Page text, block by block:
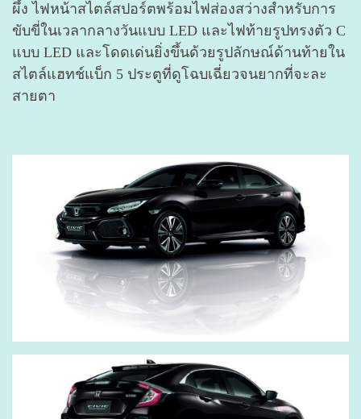
ผึ้ง ไฟหน้าสไตล์สปอร์ตพร้อมไฟส่องสว่างสำหรับการ
ขับขี่ในเวลากลางวันแบบ LED และไฟท้ายรูปทรงตัว C
แบบ LED และโดดเด่นยิ่งขึ้นด้วยรูปลักษณ์ด้านท้ายใน
สไตล์แฮทช์แบ็ก 5 ประตูที่ดูโฉบเฉี่ยวจนยากที่จะละ
สายตา